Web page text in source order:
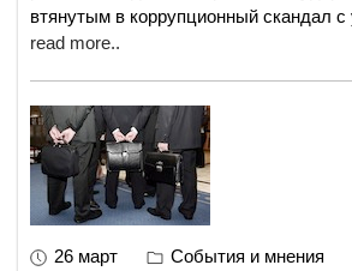
втянутым в коррупционный скандал с
read more..
26 март События и мнения